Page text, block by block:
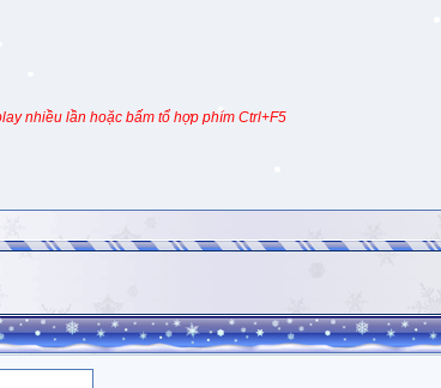
nhiều lần hoặc bấm tổ hợp phím Ctrl+F5